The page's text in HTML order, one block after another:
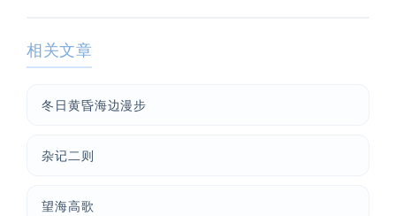
相关文章
冬日黄昏海边漫步
杂记二则
望海高歌
海边散步随手一拍
晚上出门散步，抬头看月亮很圆，...
📅 04-30 21:41👤 Zairun